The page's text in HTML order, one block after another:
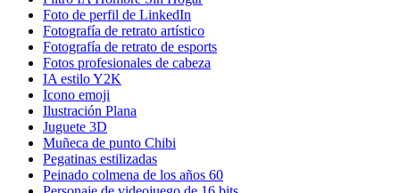
Foto de perfil de LinkedIn
Fotografía de retrato artístico
Fotografía de retrato de esports
Fotos profesionales de cabeza
IA estilo Y2K
Icono emoji
Ilustración Plana
Juguete 3D
Muñeca de punto Chibi
Pegatinas estilizadas
Peinado colmena de los años 60